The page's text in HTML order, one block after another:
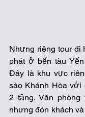
Nhưng riêng tour đi
phát ở bến tàu
Đây là khu vực
sào Khánh Hòa với
2 tầng. Văn
nhưng đón khách